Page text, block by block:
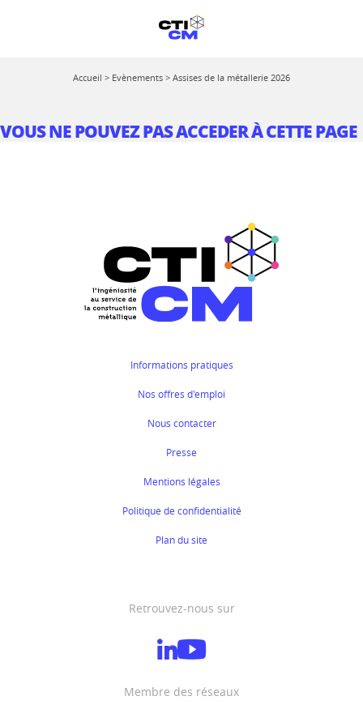
Accueil > Evènements > Assises de la métallerie 2026
VOUS NE POUVEZ PAS ACCEDER À CETTE PAGE
Informations pratiques
Nos offres d'emploi
Nous contacter
Presse
Mentions légales
Politique de confidentialité
Plan du site
Retrouvez-nous sur
Membre des réseaux